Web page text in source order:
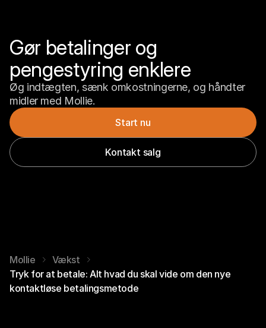
Gør betalinger og
pengestyring enklere
Øg indtægten, sænk omkostningerne, og håndter
midler med Mollie.
Start nu
Kontakt salg
Mollie
Vækst
Tryk for at betale: Alt hvad du skal vide om den nye
kontaktløse betalingsmetode